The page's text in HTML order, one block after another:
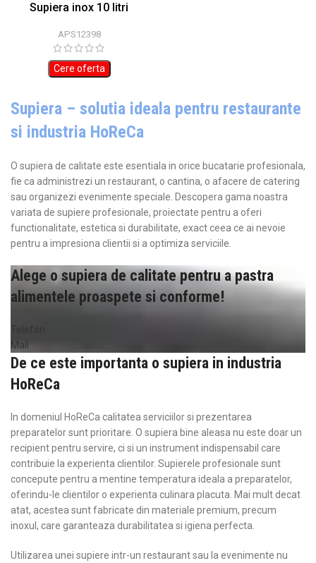
Supiera inox 10 litri
APS12398
Cere oferta
Supiera – solutia ideala pentru restaurante
si industria HoReCa
O supiera de calitate este esentiala in orice bucatarie profesionala,
fie ca administrezi un restaurant, o cantina, o afacere de catering
sau organizezi evenimente speciale. Descopera gama noastra
variata de supiere profesionale, proiectate pentru a oferi
functionalitate, estetica si durabilitate, exact ceea ce ai nevoie
pentru a impresiona clientii si a optimiza serviciile.
Alege o supiera de calitate pentru a pastra
alimentele proaspete si conforme!
Mail
De ce este importanta o supiera in industria
HoReCa
In domeniul HoReCa calitatea serviciilor si prezentarea
preparatelor sunt prioritare. O supiera bine aleasa nu este doar un
recipient pentru servire, ci si un instrument indispensabil care
contribuie la experienta clientilor. Supierele profesionale sunt
concepute pentru a mentine temperatura ideala a preparatelor,
oferindu-le clientilor o experienta culinara placuta. Mai mult decat
atat, acestea sunt fabricate din materiale premium, precum
inoxul, care garanteaza durabilitatea si igiena perfecta.
Utilizarea unei supiere intr-un restaurant sau la evenimente nu